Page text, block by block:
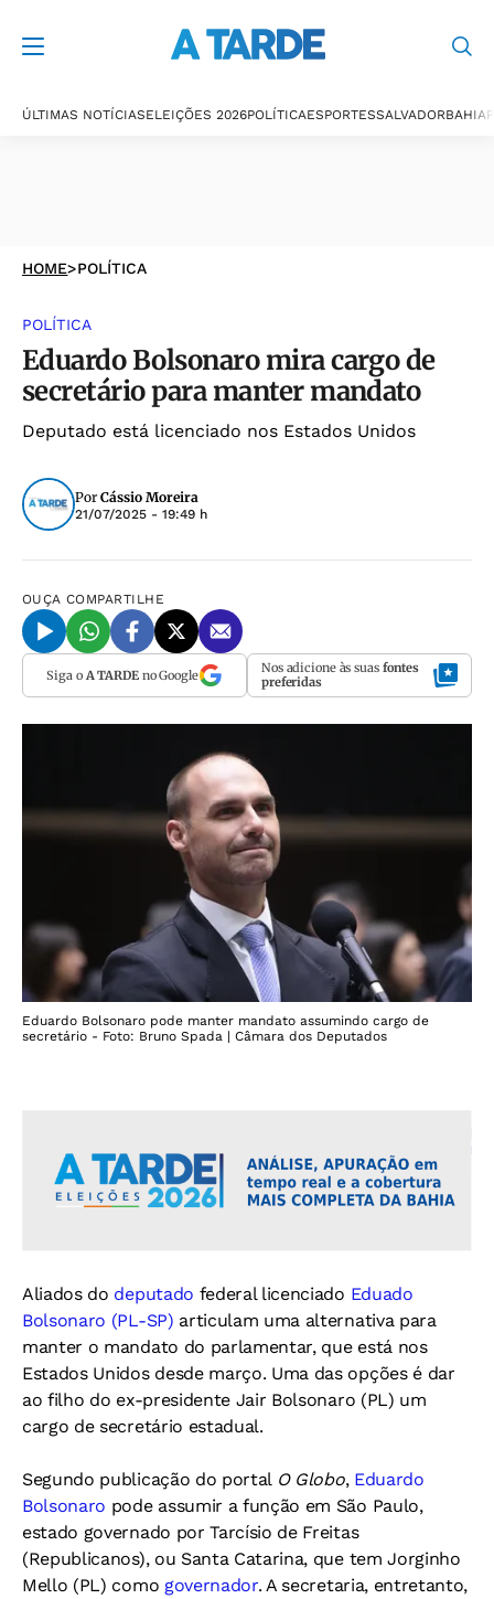
ÚLTIMAS NOTÍCIASELEIÇÕES 2026POLÍTICAESPORTESSALVADORBAHIA
HOME>POLÍTICA
POLÍTICA
Eduardo Bolsonaro mira cargo de
secretário para manter mandato
Deputado está licenciado nos Estados Unidos
Por Cássio Moreira
21/07/2025 - 19:49 h
OUÇA COMPARTILHE
Siga o A TARDEno Google Nos adicione às suas fontes
preferidas
Eduardo Bolsonaro pode manter mandato assumindo cargo de
secretário - Foto: Bruno Spada | Câmara dos Deputados
Aliados do deputado federal licenciado Eduado
Bolsonaro (PL-SP) articulam uma alternativa para
manter o mandato do parlamentar, que está nos
Estados Unidos desde março. Uma das opções é dar
ao filho do ex-presidente Jair Bolsonaro (PL) um
cargo de secretário estadual.
Segundo publicação do portal O Globo, Eduardo
Bolsonaro pode assumir a função em São Paulo,
estado governado por Tarcísio de Freitas
(Republicanos), ou Santa Catarina, que tem Jorginho
Mello (PL) como governador. A secretaria, entretanto,